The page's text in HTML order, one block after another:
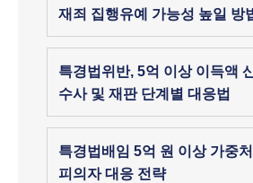
재죄 집행유예 가능성 높일 방
특경법위반, 5억 이상 이득액
수사 및 재판 단계별 대응법
특경법배임 5억 원 이상 가중
피의자 대응 전략